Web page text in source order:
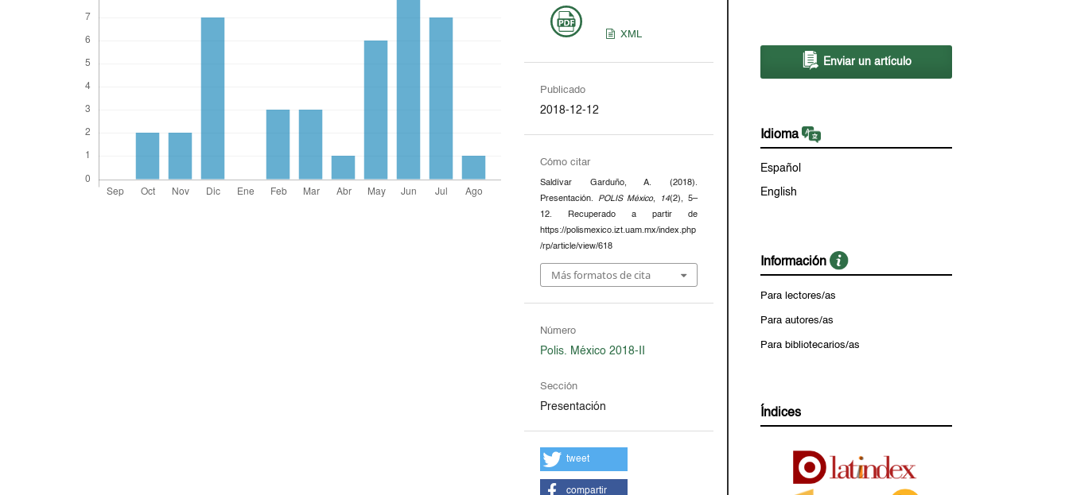
XML
Publicado
2018-12-12
Cómo citar
Saldívar Garduño, A. (2018).
Presentación.
POLIS México, 14(2), 5–
12. Recuperado a partir de
https://polismexico.izt.uam.mx/index.php
/rp/article/view/618
Más formatos de cita
Número
Polis. México 2018-II
Sección
Presentación
tweet
compartir
Enviar un artículo
Idioma
Español
English
Información
Para lectores/as
Para autores/as
Para bibliotecarios/as
Índices